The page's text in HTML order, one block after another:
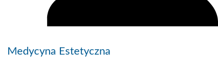
Medycyna Estetyczna